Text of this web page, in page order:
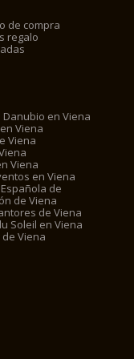
de compra
regalo
Danubio en Viena
Viena
Viena
Viena
en Viena
de
de Viena
de Viena
Soleil en Viena
Viena